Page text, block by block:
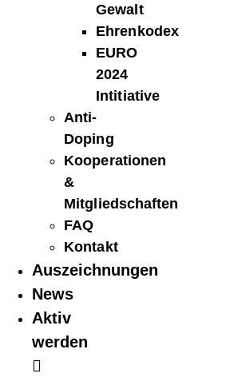
Gewalt
Ehrenkodex
EURO
2024
Intitiative
Anti-
Doping
Kooperationen
&
Mitgliedschaften
FAQ
Kontakt
Auszeichnungen
News
Aktiv
werden